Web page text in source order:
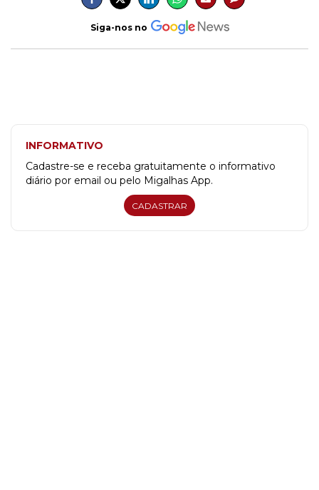
Siga-nos no
INFORMATIVO
Cadastre-se e receba gratuitamente o informativo
diário por email ou pelo Migalhas App.
CADASTRAR